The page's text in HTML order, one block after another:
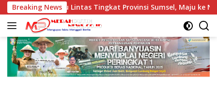
Langsung
ke
konten
Breaking News
Lintas Tingkat Provinsi Sumsel, Maju ke Nasional